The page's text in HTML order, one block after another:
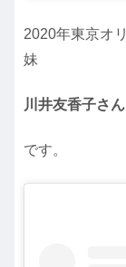
2020年東京オ
妹
川井友香子さん
です。